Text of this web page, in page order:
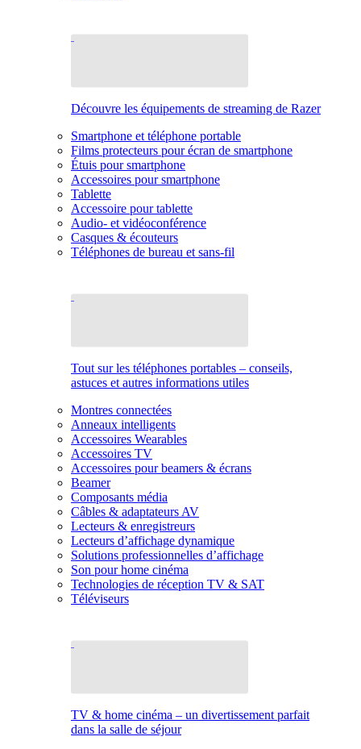
Découvre les équipements de streaming de Razer
Smartphone et téléphone portable
Films protecteurs pour écran de smartphone
Étuis pour smartphone
Accessoires pour smartphone
Tablette
Accessoire pour tablette
Audio- et vidéoconférence
Casques & écouteurs
Téléphones de bureau et sans-fil
Tout sur les téléphones portables – conseils,
astuces et autres informations utiles
Montres connectées
Anneaux intelligents
Accessoires Wearables
Accessoires TV
Accessoires pour beamers & écrans
Beamer
Composants média
Câbles & adaptateurs AV
Lecteurs & enregistreurs
Lecteurs d’affichage dynamique
Solutions professionnelles d’affichage
Son pour home cinéma
Technologies de réception TV & SAT
Téléviseurs
TV & home cinéma – un divertissement parfait
dans la salle de séjour